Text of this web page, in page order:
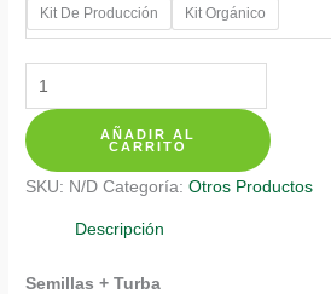
Kit De Producción
Kit Orgánico
Kits
De
Siembra
Para
Papaya
cantidad
AÑADIR AL
CARRITO
SKU: N/D Categoría:Otros Productos
Descripción
Semillas + Turba